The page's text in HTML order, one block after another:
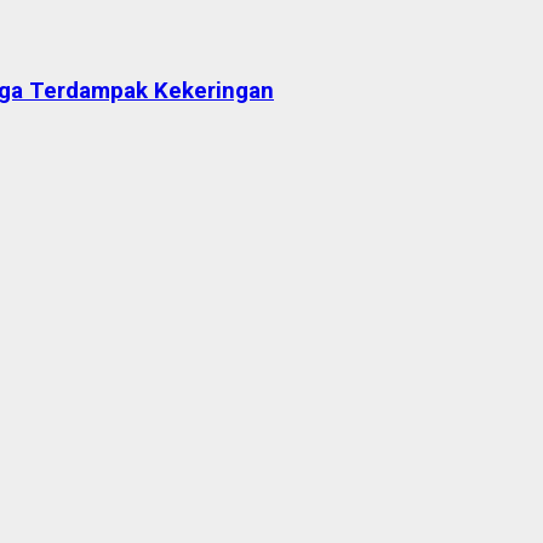
Terdampak Kekeringan